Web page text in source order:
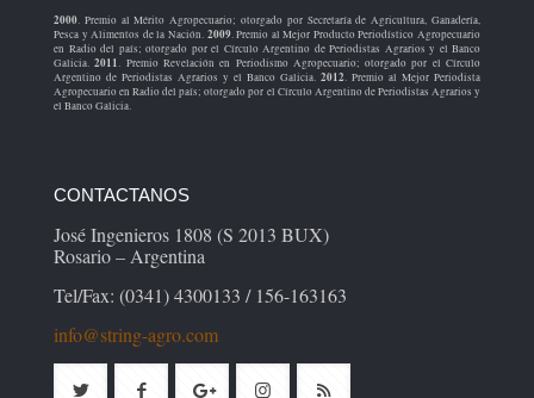
2000. Premio al Mérito Agropecuario; otorgado por Secretaría de Agricultura, Ganadería,
Pesca y Alimentos de la Nación. 2009. Premio al Mejor Producto Periodístico Agropecuario
en Radio del país; otorgado por el Círculo Argentino de Periodistas Agrarios y el Banco
Galicia.2011. Premio Revelación en Periodismo Agropecuario; otorgado por el Círculo
Argentino de Periodistas Agrarios y el Banco Galicia. 2012. Premio al Mejor Periodista
Agropecuario en Radio del país; otorgado por el Círculo Argentino de Periodistas Agrarios y
el Banco Galicia.
CONTACTANOS
José Ingenieros 1808 (S 2013 BUX)
Rosario – Argentina
Tel/Fax: (0341) 4300133 / 156-163163
info@string-agro.com